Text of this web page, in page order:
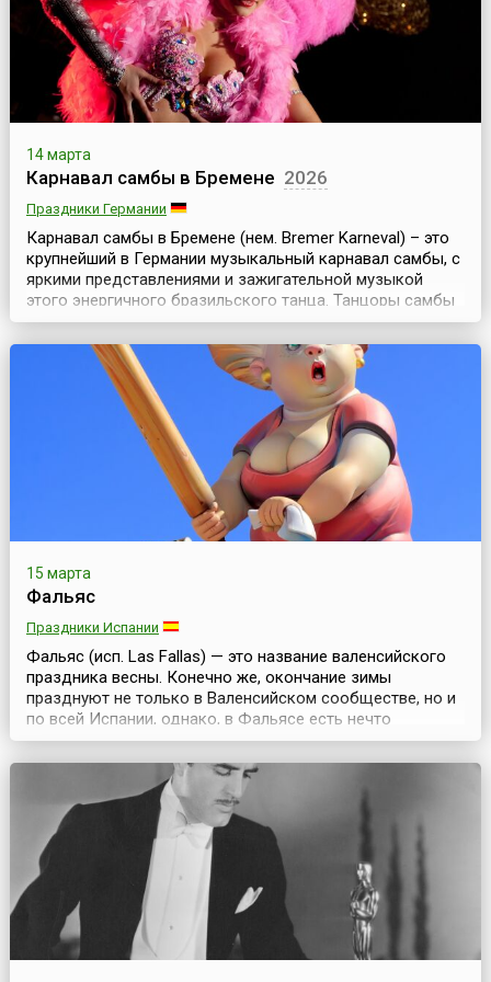
14 марта
Карнавал самбы в Бремене 2026
Праздники Германии
Карнавал самбы в Бремене (нем. Bremer Karneval) – это
крупнейший в Германии музыкальный карнавал самбы, с
яркими представлениями и зажигательной музыкой
этого энергичного бразильского танца. Танцоры самбы
со всей Германии приезжают, чтобы принять участие в
уличном карнавале, а тысячи туристов – чтобы увидеть
это яркий праздник.Вольный ганзейский город Бремен –
это старинный и красивый город Ге...
15 марта
Фальяс
Праздники Испании
Фальяс (исп. Las Fallas) — это название валенсийского
праздника весны. Конечно же, окончание зимы
празднуют не только в Валенсийском сообществе, но и
по всей Испании, однако, в Фальясе есть нечто
существенно отличающее его от других подобных
праздников. Нечто, притягивающее в город, в период с
15 по 19 марта, многочисленных туристов.Фальяс — это
торжественное, или лучше сказать праздничное сжи...